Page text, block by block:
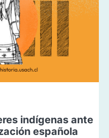
indígenas ante
española